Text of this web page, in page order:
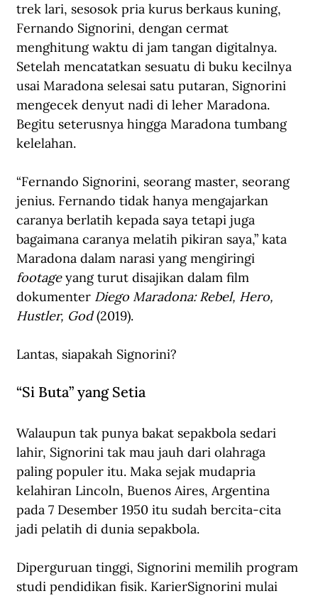
trek lari, sesosok pria kurus berkaus kuning,
Fernando Signorini, dengan cermat
menghitung waktu di jam tangan digitalnya.
Setelah mencatatkan sesuatu di buku kecilnya
usai Maradona selesai satu putaran, Signorini
mengecek denyut nadi di leher Maradona.
Begitu seterusnya hingga Maradona tumbang
kelelahan.
“Fernando Signorini, seorang master, seorang
jenius. Fernando tidak hanya mengajarkan
caranya berlatih kepada saya tetapi juga
bagaimana caranya melatih pikiran saya,” kata
Maradona dalam narasi yang mengiringi
footage yang turut disajikan dalam film
dokumenter Diego Maradona: Rebel, Hero,
Hustler, God (2019).
Lantas, siapakah Signorini?
“Si Buta” yang Setia
Walaupun tak punya bakat sepakbola sedari
lahir, Signorini tak mau jauh dari olahraga
paling populer itu. Maka sejak mudapria
kelahiran Lincoln, Buenos Aires, Argentina
pada 7 Desember 1950 itu sudah bercita-cita
jadi pelatih di dunia sepakbola.
Diperguruan tinggi, Signorini memilih program
studi pendidikan fisik. KarierSignorini mulai